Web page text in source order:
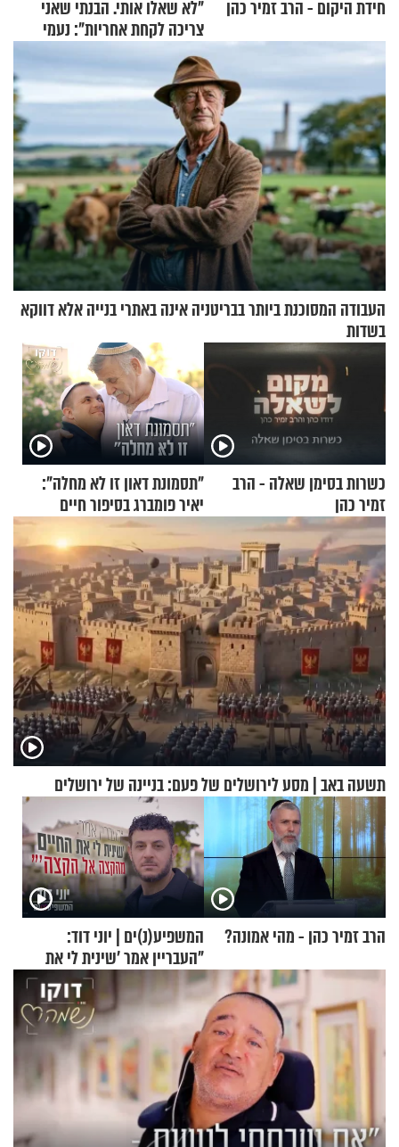
חידת היקום - הרב זמיר כהן
"לא שאלו אותי. הבנתי שאני
צריכה לקחת אחריות": נעמי
בנט בריאיון אישי
העבודה המסוכנת ביותר בבריטניה אינה באתרי בנייה אלא דווקא
בשדות
כשרות בסימן שאלה - הרב
זמיר כהן
"תסמונת דאון זו לא מחלה":
יאיר פומברג בסיפור חיים
מעורר השראה
תשעה באב | מסע לירושלים של פעם: בניינה של ירושלים
הרב זמיר כהן - מהי אמונה?
המשפיע(נ)ים | יוני דוד:
"העבריין אמר 'שינית לי את
החיים מהקצה אל הקצה'"